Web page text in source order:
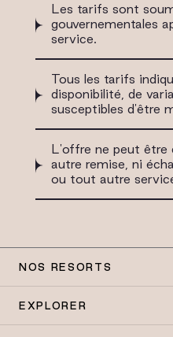
Les tarifs sont
gouvernementales
service.
Tous les tarifs
disponibilité, de
susceptibles d'être
L'offre ne peut être
autre remise, ni
ou tout autre
NOS RESORTS
EXPLORER